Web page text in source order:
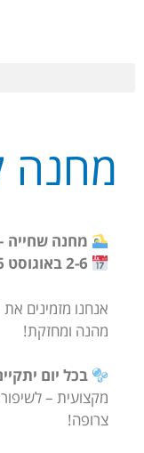
מחנה
מחנה שחייה –
2-6 באוגוסט 2026
אנחנו מזמינים
מהנה ומחזקת!
בכל יום
מקצועית – לשיפור
צרופה!